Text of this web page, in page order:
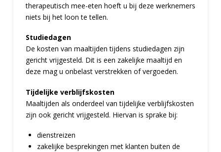
therapeutisch mee-eten hoeft u bij deze werknemers
niets bij het loon te tellen.
Studiedagen
De kosten van maaltijden tijdens studiedagen zijn
gericht vrijgesteld. Dit is een zakelijke maaltijd en
deze mag u onbelast verstrekken of vergoeden.
Tijdelijke verblijfskosten
Maaltijden als onderdeel van tijdelijke verblijfskosten
zijn ook gericht vrijgesteld. Hiervan is sprake bij:
dienstreizen
zakelijke besprekingen met klanten buiten de